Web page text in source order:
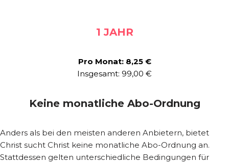
1 JAHR
Pro Monat: 8,25 €
Insgesamt: 99,00 €
Keine monatliche Abo-Ordnung
Anders als bei den meisten anderen Anbietern, bietet
Christ sucht Christ keine monatliche Abo-Ordnung an.
Stattdessen gelten unterschiedliche Bedingungen für